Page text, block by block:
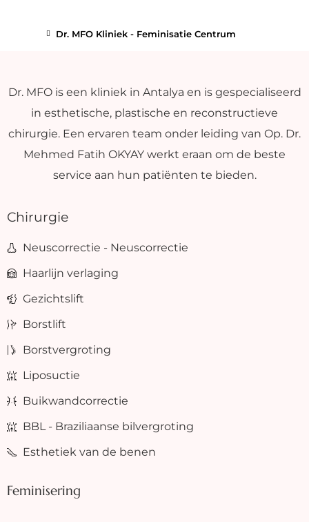
Dr. MFO Kliniek - Feminisatie Centrum
Dr. MFO is een kliniek in Antalya en is gespecialiseerd
in esthetische, plastische en reconstructieve
chirurgie. Een ervaren team onder leiding van Op. Dr.
Mehmed Fatih OKYAY werkt eraan om de beste
service aan hun patiënten te bieden.
Chirurgie
Neuscorrectie - Neuscorrectie
Haarlijn verlaging
Gezichtslift
Borstlift
Borstvergroting
Liposuctie
Buikwandcorrectie
BBL - Braziliaanse bilvergroting
Esthetiek van de benen
Feminisering